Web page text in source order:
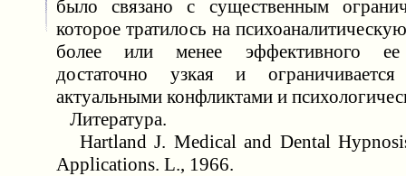
было связано с существенным
которое тратилось на
более или менее эффективного ее
достаточно узкая и
актуальными конфликтами и
Литература.
Hartland J. Medical and Dental
Applications. L., 1966.